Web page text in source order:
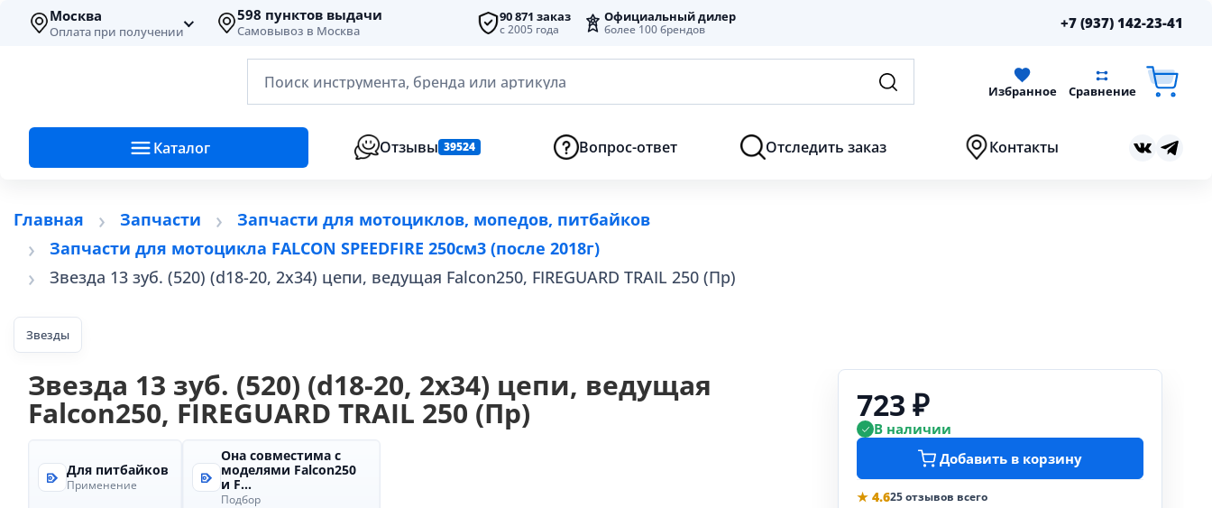
Москва
Оплата при получении
598 пунктов выдачи
Самовывоз в Москва
90 871 заказ
с 2005 года
Официальный дилер
более 100 брендов +7 (937) 142-23-41
Поиск инструмента, бренда или артикула Избранное Сравнение
Каталог Отзывы 39524 Вопрос-ответ Отследить заказ Контакты
Главная Запчасти
Запчасти для мотоциклов, мопедов, питбайков
Запчасти для мотоцикла FALCON SPEEDFIRE 250см3 (после 2018г)
Звезда 13 зуб. (520) (d18-20, 2х34) цепи, ведущая Falcon250, FIREGUARD TRAIL 250 (Пр)
Звезды
Звезда 13 зуб. (520) (d18-20, 2х34) цепи, ведущая
Falcon250, FIREGUARD TRAIL 250 (Пр)
Для питбайков
Применение
Она совместима с
моделями Falcon250
и F...
Подбор
723 ₽
В наличии
Добавить в корзину
★ 4.625 отзывов всего